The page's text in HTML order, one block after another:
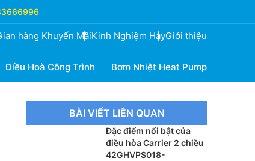
hàng Khuyến MãiKinh Nghiệm HayGiới thiệu
Điều Hoà Công Trình Bơm Nhiệt Heat Pump
BÀI VIẾT LIÊN QUAN
Đặc điểm nổi bật của
điều hòa Carrier 2 chiều
42GHVPS018-